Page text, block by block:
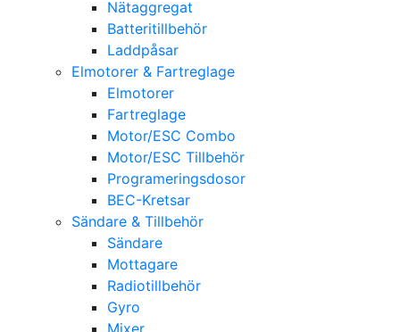
Nätaggregat
Batteritillbehör
Laddpåsar
Elmotorer & Fartreglage
Elmotorer
Fartreglage
Motor/ESC Combo
Motor/ESC Tillbehör
Programeringsdosor
BEC-Kretsar
Sändare & Tillbehör
Sändare
Mottagare
Radiotillbehör
Gyro
Mixer